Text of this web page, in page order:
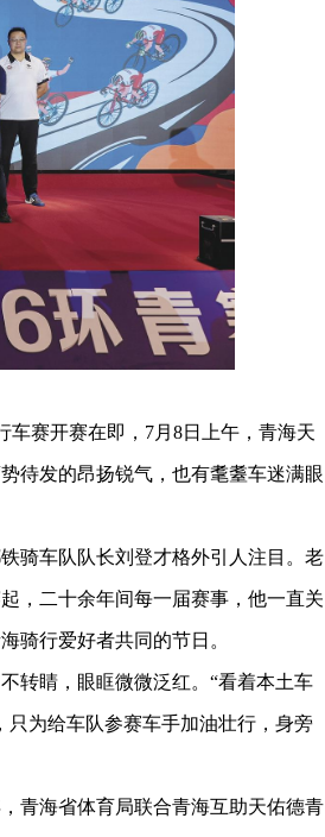
赛开赛在即，7月8日上午，青海天
待发的昂扬锐气，也有耄耋车迷满眼
骑车队队长刘登才格外引人注目。老
，二十余年间每一届赛事，他一直关
骑行爱好者共同的节日。
睛，眼眶微微泛红。“看着本土车
只为给车队参赛车手加油壮行，身旁
青海省体育局联合青海互助天佑德青